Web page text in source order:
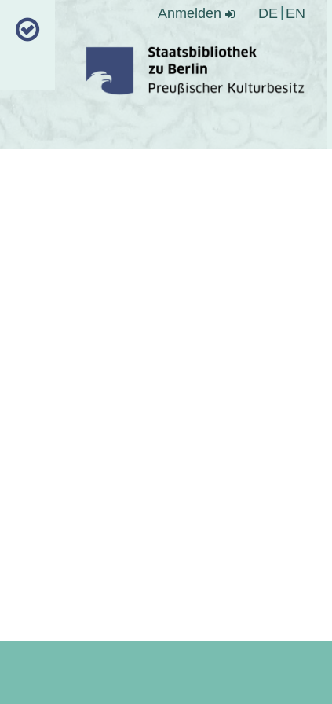
Anmelden DE EN